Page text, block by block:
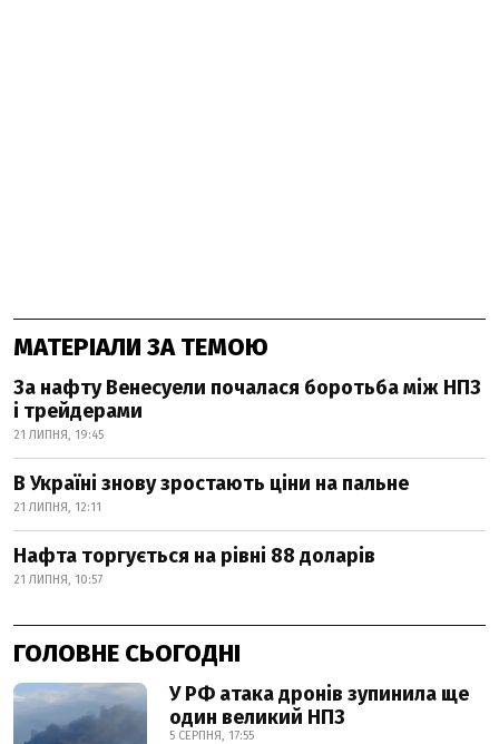
МАТЕРІАЛИ ЗА ТЕМОЮ
За нафту Венесуели почалася боротьба між НПЗ
і трейдерами
21 ЛИПНЯ, 19:45
В Україні знову зростають ціни на пальне
21 ЛИПНЯ, 12:11
Нафта торгується на рівні 88 доларів
21 ЛИПНЯ, 10:57
ГОЛОВНЕ СЬОГОДНІ
У РФ атака дронів зупинила ще
один великий НПЗ
5 СЕРПНЯ, 17:55